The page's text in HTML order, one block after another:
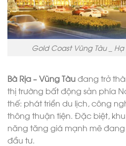
Gold Coast Vũng Tàu _
Bà Rịa – Vũng Tàuđang trở
thị trường bất động sản phía
thế: phát triển du lịch, công
thông thuận tiện. Đặc biệt,
năng tăng giá mạnh mẽ
đầu tư.